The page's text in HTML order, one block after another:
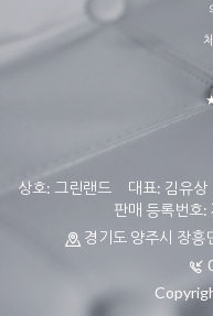
상호: 그린랜드 대표: 김유
판매 등록번호
경기도 양주시 장